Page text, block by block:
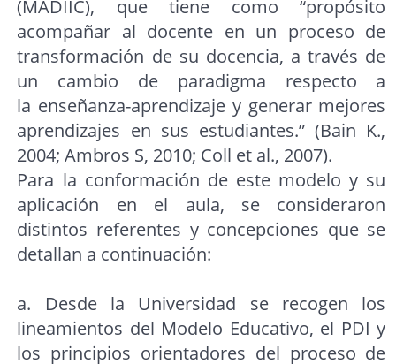
(MADIIC), que tiene como “propósito
acompañar al docente en un proceso de
transformación de su docencia, a través de
un cambio de paradigma respecto a
la enseñanza-aprendizaje y generar mejores
aprendizajes en sus estudiantes.” (Bain K.,
2004; Ambros S, 2010; Coll et al., 2007).
Para la conformación de este modelo y su
aplicación en el aula, se consideraron
distintos referentes y concepciones que se
detallan a continuación:
a. Desde la Universidad se recogen los
lineamientos del Modelo Educativo, el PDI y
los principios orientadores del proceso de